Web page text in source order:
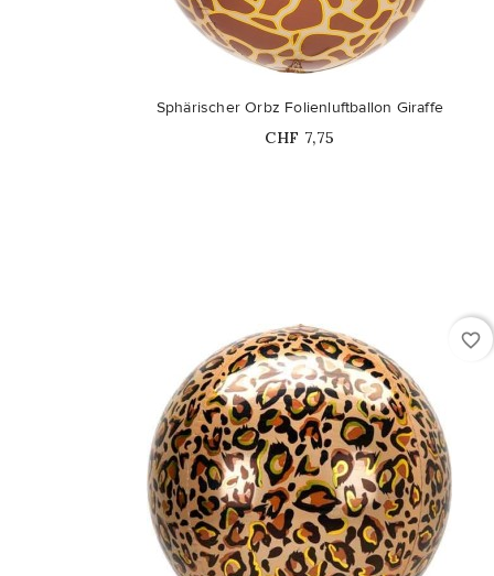
Sphärischer Orbz Folienluftballon Giraffe
Price
CHF 7,75
favorite_border